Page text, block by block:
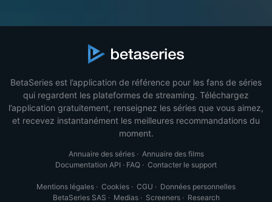
BetaSeries est l’application de référence pour les fans de séries
qui regardent les plateformes de streaming. Téléchargez
l’application gratuitement, renseignez les séries que vous aimez,
et recevez instantanément les meilleures recommandations du
moment.
Annuaire des séries· Annuaire des films
Documentation API · FAQ · Contacter le support
Mentions légales · Cookies · CGU · Données personnelles
BetaSeries SAS · Medias· Screeners· Research